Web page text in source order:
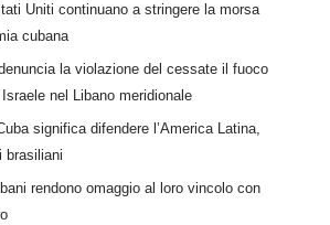
Uniti continuano a stringere la morsa
cubana
la violazione del cessate il fuoco
nel Libano meridionale
significa difendere l’America Latina,
brasiliani
rendono omaggio al loro vincolo con